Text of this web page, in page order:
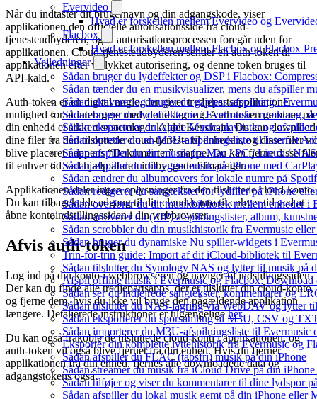
Evervideo
Hvad er forskellen mellem Evervideo og
Flacbox
Hvad er forskellen mellem Flacbox og Flacbox
Vejledninger
Sådan bruger du lydeffekter og DSP i Flacbox:
Sådan tænder du en musikvisualizer, mens du afspiller
Sådan aktiverer og bruger du gapless-afspilning i
Sådan bruger du lydeffekterne i Evermusic: rumklang,
Sådan eksporterer du Apple Music-playlister og
Sådan opretter du en M3U-afspilningsliste til Internet
Sådan afspiller du din musik fra Mac / PC / Linux /
Sådan afspiller du din egen musik på iPhone med
Sådan ændrer du albumcovers for lokale numre på
Sådan redigerer du sangtekster for lydfiler på iPhone
Sådan overfører du dit musikbibliotek mellem enheder i
Sådan arkiverer du (ZIP) afspilningslister, album,
Sådan scrobbler du din musikhistorik fra Evermusic
Sådan bruger du dynamiske Nu spiller-widgets i
Trin-for-trin guide: Import af dit iCloud-bibliotek til
Sådan tilslutter du Synology NAS og lytter til musik på
Afspil offline musik i Evermusic og Flacbox:
Sådan ser du indlejrede sangtekster, kommentarer og
Sådan tilslutter du NAS-lagring via WebDAV og lytter
Sådan eksporterer du sporsamling til M3U, CSV og
Sådan importerer du M3U-afspilningsliste til Evermusic
Eksportér din komplette lyttehistorik fra Evermusic og
Sådan afspiller du FLAC (tabsfri) musik på din iPhone
Sådan streamer du musik fra iCloud Drive på din
Sådan tilføjer og viser du kommentarer til dine lydspor
Sådan afspiller du lokal musik gemt på din iPhone eller
Når du indtaster dit brugernavn og din adgangskode, viser
applikationen den officielle autorisationsside fra cloud-
tjenesteudbyderen, og al autorisationsprocessen foregår uden for
applikationen. Cloud-tjenesteudbyderen sender en auth-token til
applikationen efter vellykket autorisering, og denne token bruges til
API-kald.
Auth-token er en digital nøgle, der giver tredjepartsapplikationer
mulighed for at interagere med cloud-lagring. Auth-token gemmes på
din enhed i et sikkert systemlager kaldet Keychain. Du kan
dine filer fra den tilsluttede cloud-tjeneste til enheden, og disse filer vil
blive placeret i appens “Dokumenter”-mappe. Du kan fjerne disse
til enhver tid ved hjælp af den indbyggede filmanager.
Applikationen deler ingen oplysninger fra den tilsluttede cloud-konto.
Du kan tilbagekalde adgang til din cloud-konto til enhver tid ved at
åbne kontoindstillingssiden i din webbrowser.
Afvis auth-token
Log ind på din konto i webbrowseren og naviger til indstillingssiden.
Der kan du finde alle tredjepartsapps, der er tilsluttet din cloud-konto,
og fjerne dem, hvis du ikke vil bruge den pågældende applikation
længere. Detaljerede instruktioner er tilgængeligeher.
Du kan også frakoble de tilsluttede cloud-konti i applikationen, og
auth-token vil også blive fjernet fra din enhed. Hvis du fjerner
applikationen fra din enhed, fjernes alle downloadede data og
adgangstokens også.